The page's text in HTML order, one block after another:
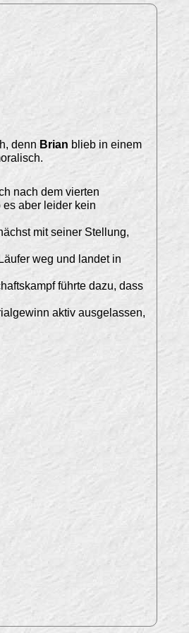
denn Brian blieb in einem
nach dem vierten
aber leider kein
mit seiner Stellung,
weg und landet in
führte dazu, dass
aktiv ausgelassen,